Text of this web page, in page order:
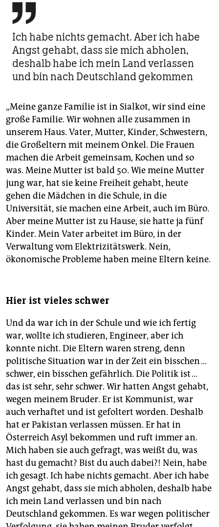

Ich habe nichts gemacht. Aber ich habe
Angst gehabt, dass sie mich abholen,
deshalb habe ich mein Land verlassen
und bin nach Deutschland gekommen
„Meine ganze Familie ist in Sialkot, wir sind eine
große Familie. Wir wohnen alle zusammen in
unserem Haus. Vater, Mutter, Kinder, Schwestern,
die Großeltern mit meinem Onkel. Die Frauen
machen die Arbeit gemeinsam, Kochen und so
was. Meine Mutter ist bald 50. Wie meine Mutter
jung war, hat sie keine Freiheit gehabt, heute
gehen die Mädchen in die Schule, in die
Universität, sie machen eine Arbeit, auch im Büro.
Aber meine Mutter ist zu Hause, sie hatte ja fünf
Kinder. Mein Vater arbeitet im Büro, in der
Verwaltung vom Elektrizitätswerk. Nein,
ökonomische Probleme haben meine Eltern keine.
Hier ist vieles schwer
Und da war ich in der Schule und wie ich fertig
war, wollte ich studieren, Engineer, aber ich
konnte nicht. Die Eltern waren streng, denn
politische Situation war in der Zeit ein bisschen …
schwer, ein bisschen gefährlich. Die Politik ist …
das ist sehr, sehr schwer. Wir hatten Angst gehabt,
wegen meinem Bruder. Er ist Kommunist, war
auch verhaftet und ist gefoltert worden. Deshalb
hat er Pakistan verlassen müssen. Er hat in
Österreich Asyl bekommen und ruft immer an.
Mich haben sie auch gefragt, was weißt du, was
hast du gemacht? Bist du auch dabei?! Nein, habe
ich gesagt. Ich habe nichts gemacht. Aber ich habe
Angst gehabt, dass sie mich abholen, deshalb habe
ich mein Land verlassen und bin nach
Deutschland gekommen. Es war wegen politischer